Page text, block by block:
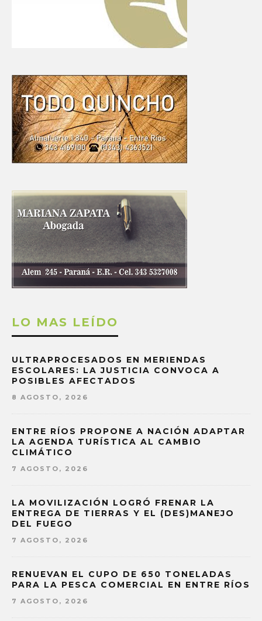
LO MAS LEÍDO
ULTRAPROCESADOS EN MERIENDAS
ESCOLARES: LA JUSTICIA CONVOCA A
POSIBLES AFECTADOS
8 AGOSTO, 2026
ENTRE RÍOS PROPONE A NACIÓN ADAPTAR
LA AGENDA TURÍSTICA AL CAMBIO
CLIMÁTICO
7 AGOSTO, 2026
LA MOVILIZACIÓN LOGRÓ FRENAR LA
ENTREGA DE TIERRAS Y EL (DES)MANEJO
DEL FUEGO
7 AGOSTO, 2026
RENUEVAN EL CUPO DE 650 TONELADAS
PARA LA PESCA COMERCIAL EN ENTRE RÍOS
7 AGOSTO, 2026